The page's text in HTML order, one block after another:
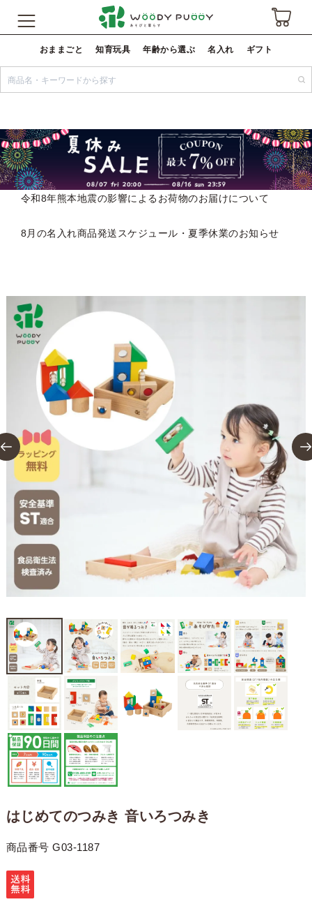
おままごと 知育玩具 年齢から選ぶ 名入れ ギフト
令和8年熊本地震の影響によるお荷物のお届けについて
8月の名入れ商品発送スケジュール・夏季休業のお知らせ
はじめてのつみき 音いろつみき
商品番号 G03-1187